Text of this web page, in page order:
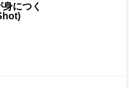
につく